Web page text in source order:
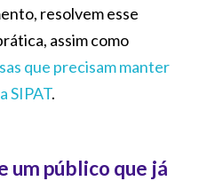
resolvem esse
assim como
que precisam manter
SIPAT.
um público que já